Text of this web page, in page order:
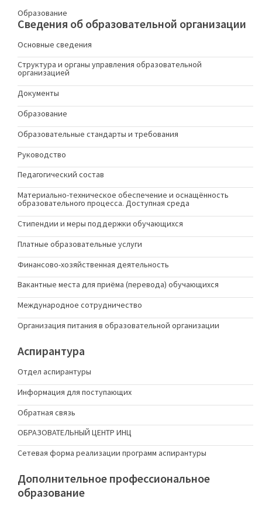
Образование
Сведения об образовательной организации
Основные сведения
Структура и органы управления образовательной
организацией
Документы
Образование
Образовательные стандарты и требования
Руководство
Педагогический состав
Материально-техническое обеспечение и оснащённость
образовательного процесса. Доступная среда
Стипендии и меры поддержки обучающихся
Платные образовательные услуги
Финансово-хозяйственная деятельность
Вакантные места для приёма (перевода) обучающихся
Международное сотрудничество
Организация питания в образовательной организации
Аспирантура
Отдел аспирантуры
Информация для поступающих
Обратная связь
ОБРАЗОВАТЕЛЬНЫЙ ЦЕНТР ИНЦ
Сетевая форма реализации программ аспирантуры
Дополнительное профессиональное
образование